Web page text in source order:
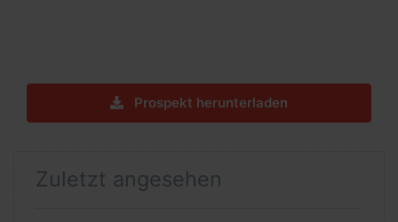
Prospekt herunterladen
Zuletzt angesehen